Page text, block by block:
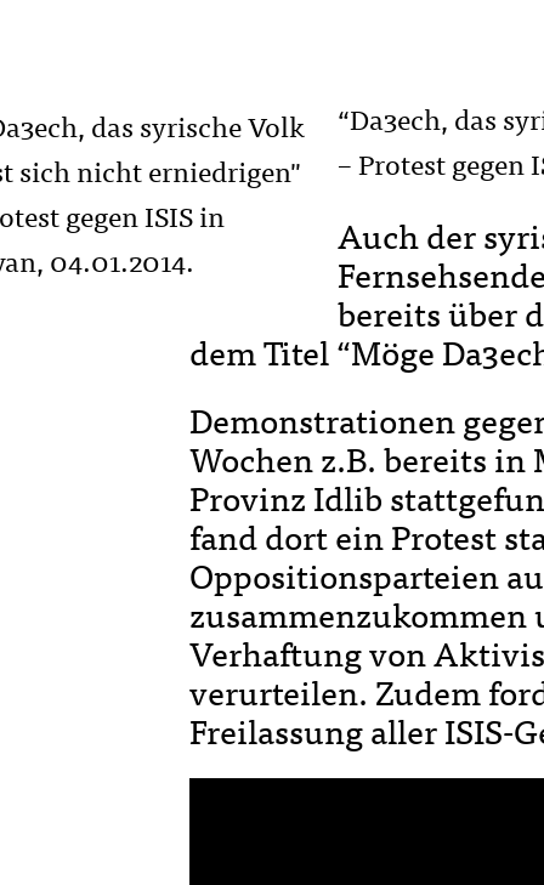
“Da3ech, das
– Protest gegen
Auch der
bereits über
dem Titel “Möge
Demonstrationen
Wochen z.B. bereits
Provinz Idlib
fand dort ein Protest
Oppositionsparteien
Verhaftung von
verurteilen. Zudem
Freilassung aller ISIS-